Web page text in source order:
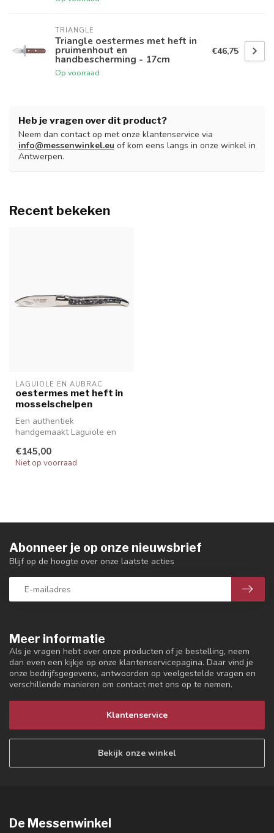
TRIANGLE
Triangle oestermes met heft in
pruimenhout en
handbescherming - 17cm
Op voorraad
€46,75
Heb je vragen over dit product?
Neem dan contact op met onze klantenservice via
info@messenwinkel.eu of kom eens langs in onze winkel in
Antwerpen.
Recent bekeken
LAGUIOLE EN AUBRAC
oestermes met heft in
mosselschelpen
Een authentiek
handgemaakt Laguiole en
kwaliteit met h...
€145,00
Niet op voorraad
Meer informatie
Als je vragen hebt over onze producten of je bestelling, neem
dan even een kijkje op onze klantenservicepagina. Daar vind je
onze bedrijfsgegevens, antwoorden op veelgestelde vragen en
verschillende manieren om contact met ons op te nemen.
Klantenservice
Bekijk onze winkel
Abonneer je op onze nieuwsbrief
Blijf op de hoogte over onze laatste acties
De Messenwinkel